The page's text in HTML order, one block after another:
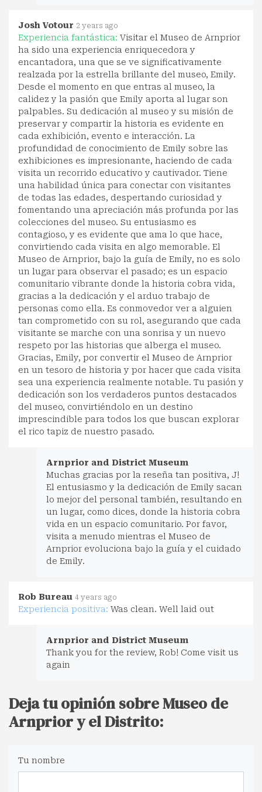
Josh Votour 2 years ago
Experiencia fantástica: Visitar el Museo de Arnprior
ha sido una experiencia enriquecedora y
encantadora, una que se ve significativamente
realzada por la estrella brillante del museo, Emily.
Desde el momento en que entras al museo, la
calidez y la pasión que Emily aporta al lugar son
palpables. Su dedicación al museo y su misión de
preservar y compartir la historia es evidente en
cada exhibición, evento e interacción. La
profundidad de conocimiento de Emily sobre las
exhibiciones es impresionante, haciendo de cada
visita un recorrido educativo y cautivador. Tiene
una habilidad única para conectar con visitantes
de todas las edades, despertando curiosidad y
fomentando una apreciación más profunda por las
colecciones del museo. Su entusiasmo es
contagioso, y es evidente que ama lo que hace,
convirtiendo cada visita en algo memorable. El
Museo de Arnprior, bajo la guía de Emily, no es solo
un lugar para observar el pasado; es un espacio
comunitario vibrante donde la historia cobra vida,
gracias a la dedicación y el arduo trabajo de
personas como ella. Es conmovedor ver a alguien
tan comprometido con su rol, asegurando que cada
visitante se marche con una sonrisa y un nuevo
respeto por las historias que alberga el museo.
Gracias, Emily, por convertir el Museo de Arnprior
en un tesoro de historia y por hacer que cada visita
sea una experiencia realmente notable. Tu pasión y
dedicación son los verdaderos puntos destacados
del museo, convirtiéndolo en un destino
imprescindible para todos los que buscan explorar
el rico tapiz de nuestro pasado.
Arnprior and District Museum
Muchas gracias por la reseña tan positiva, J!
El entusiasmo y la dedicación de Emily sacan
lo mejor del personal también, resultando en
un lugar, como dices, donde la historia cobra
vida en un espacio comunitario. Por favor,
visita a menudo mientras el Museo de
Arnprior evoluciona bajo la guía y el cuidado
de Emily.
Rob Bureau 4 years ago
Experiencia positiva: Was clean. Well laid out
Arnprior and District Museum
Thank you for the review, Rob! Come visit us
again
Deja tu opinión sobre Museo de
Arnprior y el Distrito:
Tu nombre